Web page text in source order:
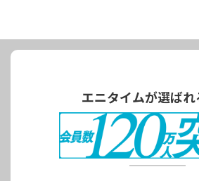
エニタイムが選ば